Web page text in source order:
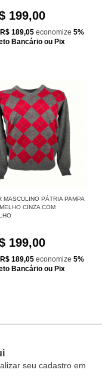
199,00
R$ 189,05 economize 5%
Bancário ou Pix
MASCULINO PÁTRIA PAMPA
CINZA COM
199,00
R$ 189,05 economize 5%
Bancário ou Pix
seu cadastro em